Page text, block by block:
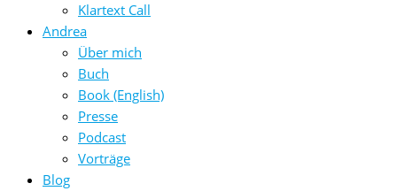
Klartext Call
Andrea
Über mich
Buch
Book (English)
Presse
Podcast
Vorträge
Blog